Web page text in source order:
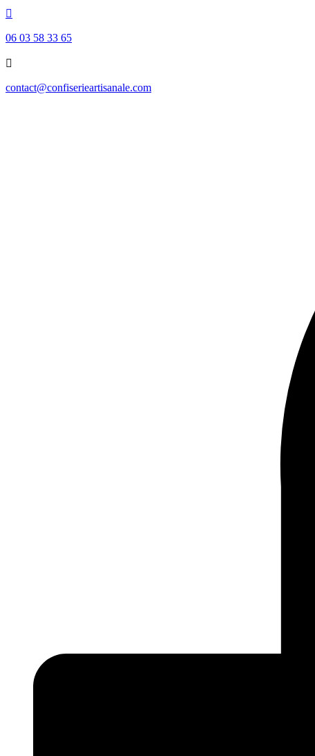

06 03 58 33 65

contact@confiserieartisanale.com